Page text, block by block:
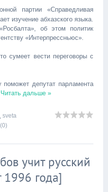
партии «Справедливая
изучение абхазского языка.
об этом политик
«Интерпрессньюс».
сумеет вести переговоры с
поможет депутат парламента
Читать дальше »
sveta
учит русский
года]